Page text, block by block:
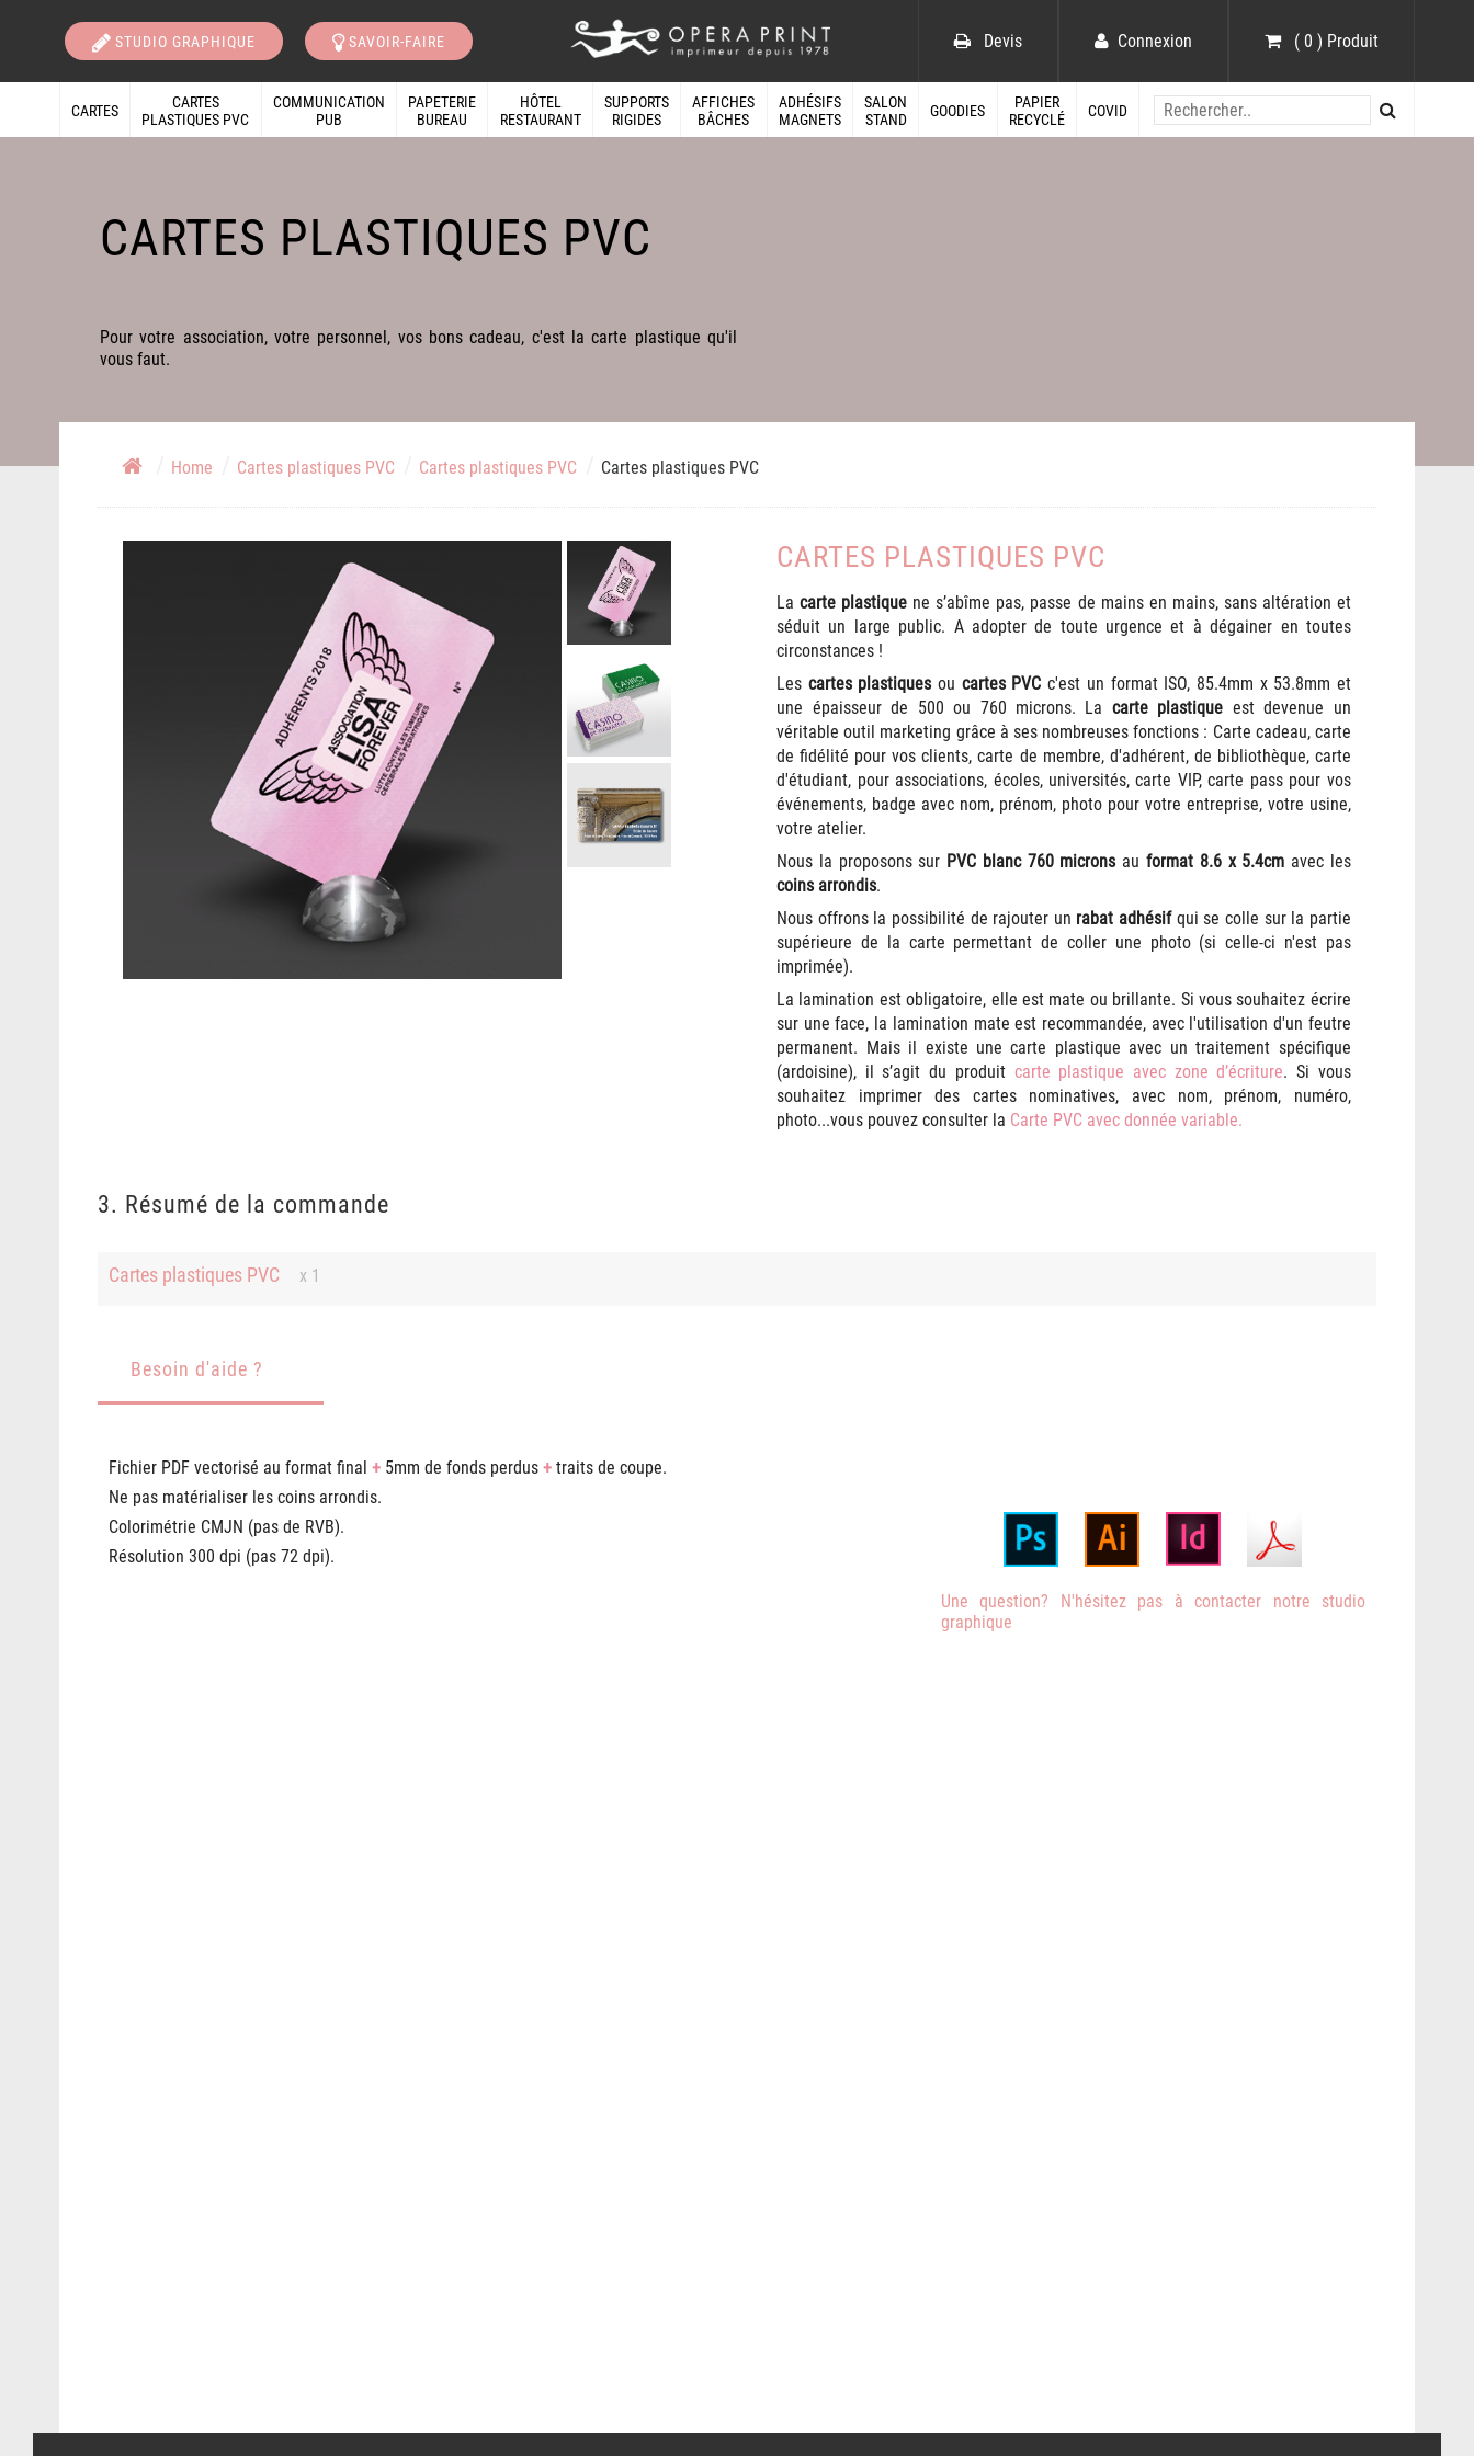
STUDIO GRAPHIQUE SAVOIR-FAIRE Devis Connexion ( 0 ) Produit
CARTES
CARTES
PLASTIQUES PVC
COMMUNICATION
PUB
PAPETERIE
BUREAU
HÔTEL
RESTAURANT
SUPPORTS
RIGIDES
AFFICHES
BÂCHES
ADHÉSIFS
MAGNETS
SALON
STAND
GOODIES
PAPIER
RECYCLÉ
COVID
CARTES PLASTIQUES PVC
Pour votre association, votre personnel, vos bons cadeau, c'est la carte plastique qu'il
vous faut.
Home Cartes plastiques PVC Cartes plastiques PVC Cartes plastiques PVC
CARTES PLASTIQUES PVC
Lacarte plastique ne s’abîme pas, passe de mains en mains, sans altération et
séduit un large public. A adopter de toute urgence et à dégainer en toutes
circonstances !
Les cartes plastiquesou cartes PVC c'est un format ISO, 85.4mm x 53.8mm et
une épaisseur de 500 ou 760 microns. La carte plastique est devenue un
véritable outil marketing grâce à ses nombreuses fonctions : Carte cadeau, carte
de fidélité pour vos clients, carte de membre, d'adhérent, de bibliothèque, carte
d'étudiant, pour associations, écoles, universités, carte VIP, carte pass pour vos
événements, badge avec nom, prénom, photo pour votre entreprise, votre usine,
votre atelier.
Nous la proposons sur PVC blanc 760 micronsauformat 8.6 x 5.4cm avec les
coins arrondis.
Nous offrons la possibilité de rajouter un rabat adhésifqui se colle sur la partie
supérieure de la carte permettant de coller une photo (si celle-ci n'est pas
imprimée).
La lamination est obligatoire, elle est mate ou brillante. Si vous souhaitez écrire
sur une face, la lamination mate est recommandée, avec l'utilisation d'un feutre
permanent. Mais il existe une carte plastique avec un traitement spécifique
(ardoisine), il s’agit du produit carte plastique avec zone d’écriture. Si vous
souhaitez imprimer des cartes nominatives, avec nom, prénom, numéro,
photo...vous pouvez consulter la Carte PVC avec donnée variable.
3. Résumé de la commande
Cartes plastiques PVC x 1
Besoin d'aide ?
Fichier PDF vectorisé au format final +5mm de fonds perdus +traits de coupe.
Ne pas matérialiser les coins arrondis.
Colorimétrie CMJN (pas de RVB).
Résolution 300 dpi (pas 72 dpi).
Une question? N'hésitez pas à contacter notre studio
graphique